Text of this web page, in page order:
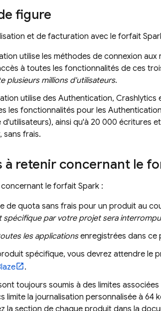
figure
et de facturation avec le forfait
utilise les méthodes de connexion aux
à toutes les fonctionnalités de ces
plusieurs millions d'utilisateurs.
utilise des Authentication, Crashlytics
les fonctionnalités pour les Authentication
d'utilisateurs), ainsi qu'à 20 000 écritures
sans frais.
à retenir concernant le
le forfait Spark :
de quota sans frais pour un produit au
spécifique par votre projet sera
les applicationsenregistrées dans ce
spécifique, vous devrez attendre le
.
toujours soumis à des limites
limite la journalisation personnalisée à 64
la section de chaque produit dans la